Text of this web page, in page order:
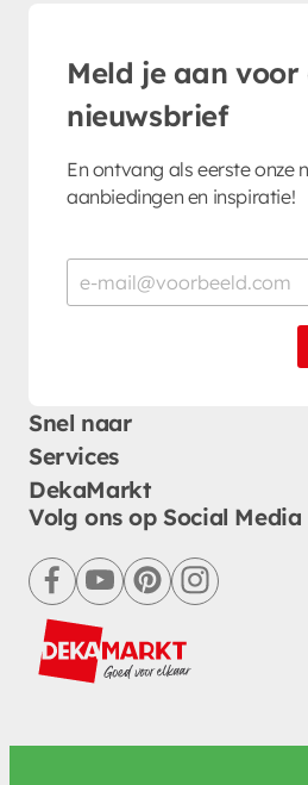
Meld je aan voor
nieuwsbrief
En ontvang als eerste onze
aanbiedingen en inspiratie!
Snel naar
Services
DekaMarkt
Volg ons op Social Media
facebookyoutubepinterestinstagram